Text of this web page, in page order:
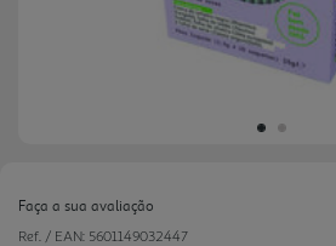
Faça a sua avaliação
Ref. / EAN: 5601149032447